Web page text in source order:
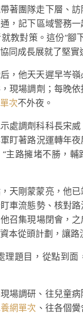
著團隊走下層、
，記下區域警務
教對策。這份“腳
同成長展就了堅實
，他天天遲早岑
現場調劑；每晚
次不外夜。
處調劑科科長宋
盯著路況運轉年
主路擁堵不勝，
天剛蒙蒙亮，他
車流態勢、核對
召集現場閉會，
本從頭計劃，讓路
理題目，從點到面
現場調研、往兒童
網單次 、往各個